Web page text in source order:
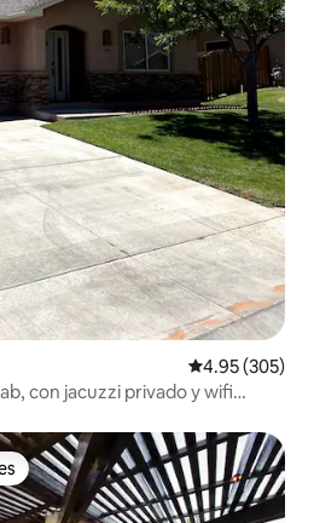
Calificación
4.95 (305)
con jacuzzi privado y wifi